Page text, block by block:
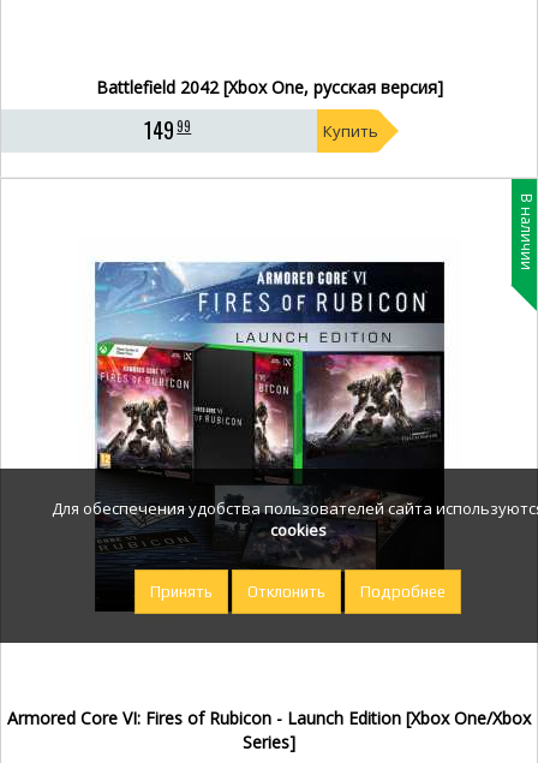
Battlefield 2042 [Xbox One, русская версия]
14999 Купить
В наличии
Armored Core VI: Fires of Rubicon - Launch Edition [Xbox One/Xbox
Series]
Для обеспечения удобства пользователей сайта
cookies
Принять Отклонить Подробнее